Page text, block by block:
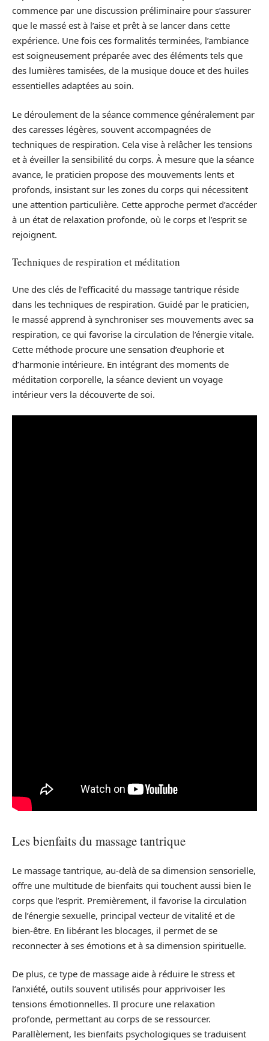
commence par une discussion préliminaire pour s’assurer
que le massé est à l’aise et prêt à se lancer dans cette
expérience. Une fois ces formalités terminées, l’ambiance
est soigneusement préparée avec des éléments tels que
des lumières tamisées, de la musique douce et des huiles
essentielles adaptées au soin.
Le déroulement de la séance commence généralement par
des caresses légères, souvent accompagnées de
techniques de respiration. Cela vise à relâcher les tensions
et à éveiller la sensibilité du corps. À mesure que la séance
avance, le praticien propose des mouvements lents et
profonds, insistant sur les zones du corps qui nécessitent
une attention particulière. Cette approche permet d’accéder
à un état de relaxation profonde, où le corps et l’esprit se
rejoignent.
Techniques de respiration et méditation
Une des clés de l’efficacité du massage tantrique réside
dans les techniques de respiration. Guidé par le praticien,
le massé apprend à synchroniser ses mouvements avec sa
respiration, ce qui favorise la circulation de l’énergie vitale.
Cette méthode procure une sensation d’euphorie et
d’harmonie intérieure. En intégrant des moments de
méditation corporelle, la séance devient un voyage
intérieur vers la découverte de soi.
Les bienfaits du massage tantrique
Le massage tantrique, au-delà de sa dimension sensorielle,
offre une multitude de bienfaits qui touchent aussi bien le
corps que l’esprit. Premièrement, il favorise la circulation
de l’énergie sexuelle, principal vecteur de vitalité et de
bien-être. En libérant les blocages, il permet de se
reconnecter à ses émotions et à sa dimension spirituelle.
De plus, ce type de massage aide à réduire le stress et
l’anxiété, outils souvent utilisés pour apprivoiser les
tensions émotionnelles. Il procure une relaxation
profonde, permettant au corps de se ressourcer.
Parallèlement, les bienfaits psychologiques se traduisent